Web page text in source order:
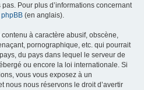
Pour plus d’informations concernant
phpBB (en anglais).
à caractère abusif, obscène,
pornographique, etc. qui pourrait
du pays dans lequel le serveur de
ou encore la loi internationale. Si
vous vous exposez à un
nous nous réservons le droit d’avertir